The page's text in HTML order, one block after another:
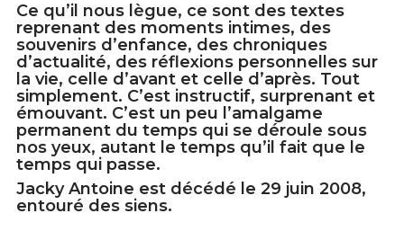
Ce qu’il nous lègue, ce sont des textes
reprenant des moments intimes, des
souvenirs d’enfance, des chroniques
d’actualité, des réflexions personnelles sur
la vie, celle d’avant et celle d’après. Tout
simplement. C’est instructif, surprenant et
émouvant. C’est un peu l’amalgame
permanent du temps qui se déroule sous
nos yeux, autant le temps qu’il fait que le
temps qui passe.
Jacky Antoine est décédé le 29 juin 2008,
entouré des siens.